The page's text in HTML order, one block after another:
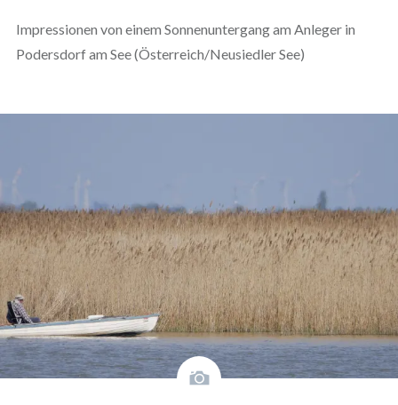
Impressionen von einem Sonnenuntergang am Anleger in
Podersdorf am See (Österreich/Neusiedler See)